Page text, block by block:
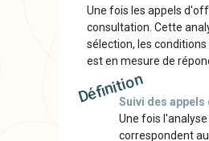
Une fois les appels
consultation. Cette
sélection, les
est en mesure de
DéfinitionSuivi des
Une fois
correspondent